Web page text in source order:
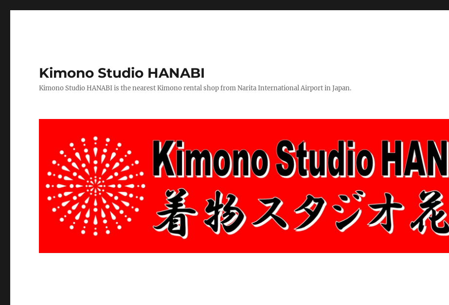
Kimono Studio HANABI
Kimono Studio HANABI is the nearest Kimono rental shop from Narita International Airport in Japan.